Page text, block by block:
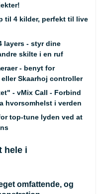
til 4 kilder, perfekt til live
layers - styr dine
skilte i en ruf
- benyt for
ellerSkaarhoj controller
- vMix Call - Forbind
hvorsomhelst i verden
top-tune lyden ved at
hele i
omfattende, og